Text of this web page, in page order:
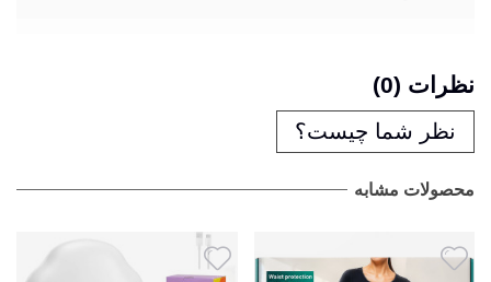
نظرات (0)
نظر شما چیست؟
محصولات مشابه